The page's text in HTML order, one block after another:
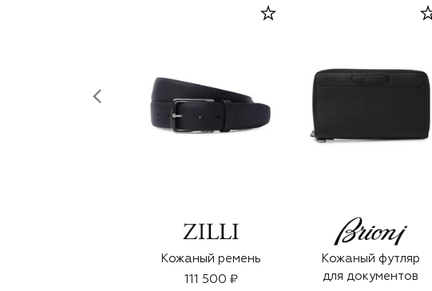
Кожаный ремень
111 500 ₽
Кожаный футляр
для документов